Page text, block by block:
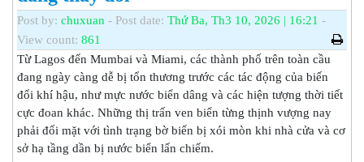
Post by: chuxuan - Post date: Thứ Ba, Th3 10, 2026 | 16:21 -
View count: 861
Từ Lagos đến Mumbai và Miami, các thành phố trên toàn cầu
đang ngày càng dễ bị tổn thương trước các tác động của biến
đổi khí hậu, như mực nước biển dâng và các hiện tượng thời tiết
cực đoan khác. Những thị trấn ven biển từng thịnh vượng nay
phải đối mặt với tình trạng bờ biển bị xói mòn khi nhà cửa và cơ
sở hạ tầng dần bị nước biển lấn chiếm.